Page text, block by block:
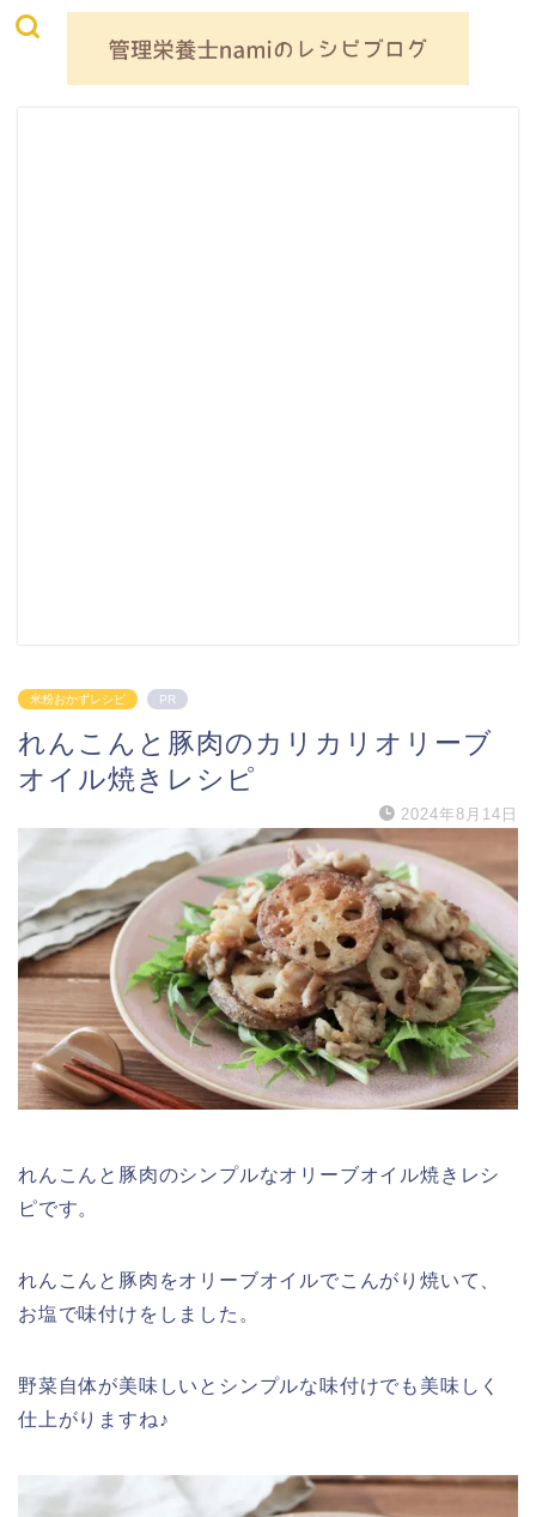
米粉おかずレシピ PR
れんこんと豚肉のカリカリオリーブ
オイル焼きレシピ
2024年8月14日
れんこんと豚肉のシンプルなオリーブオイル焼きレシ
ピです。
れんこんと豚肉をオリーブオイルでこんがり焼いて、
お塩で味付けをしました。
野菜自体が美味しいとシンプルな味付けでも美味しく
仕上がりますね♪